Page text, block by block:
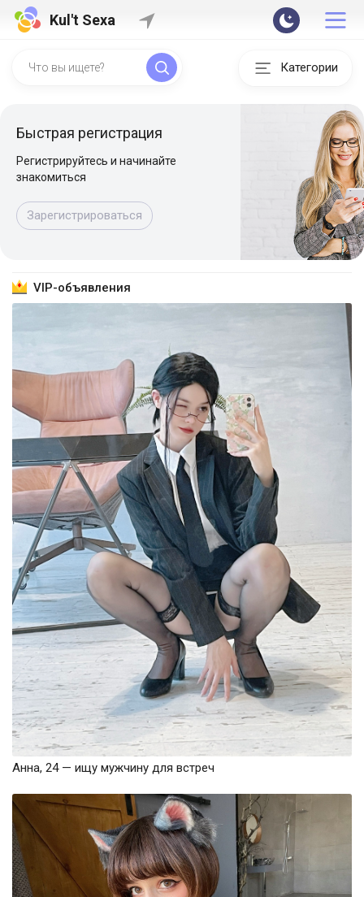
Kul't Sexa
Категории
Быстрая регистрация
Регистрируйтесь и начинайте
знакомиться
Зарегистрироваться
VIP-объявления
Анна, 24 — ищу мужчину для встреч